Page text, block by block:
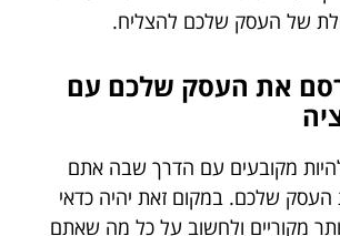
של העסק שלכם להצליח.
את העסק שלכם עם
מקובעים עם הדרך שבה אתם
העסק שלכם. במקום זאת יהיה כדאי
מקוריים ולחשוב על כל מה שאתם